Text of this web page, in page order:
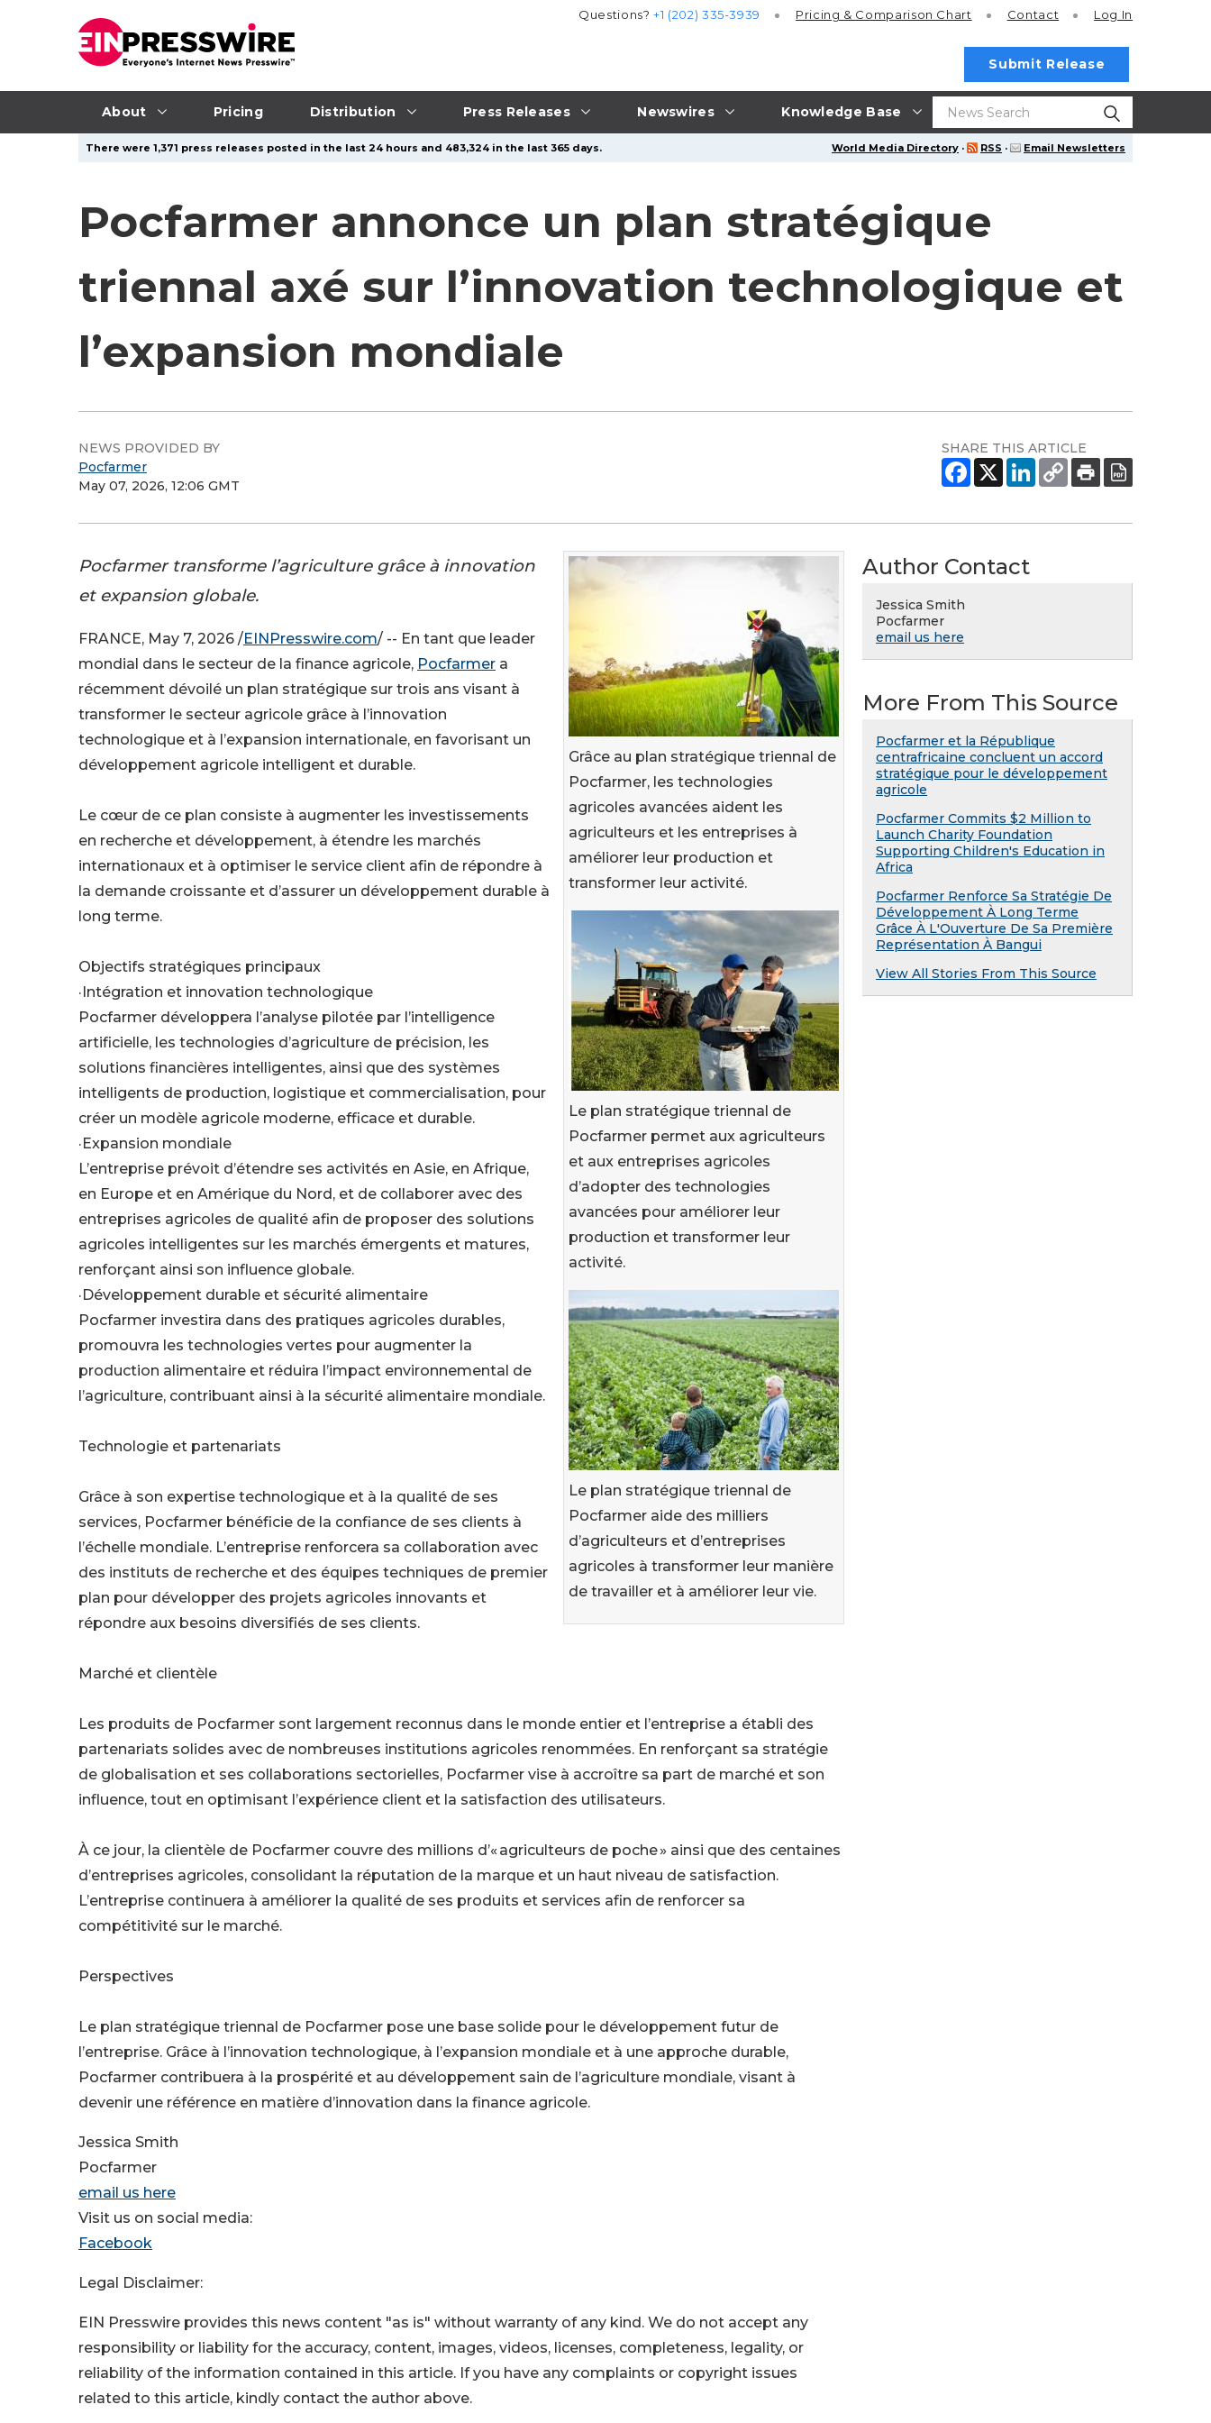
About Pricing Distribution Press Releases Newswires Knowledge Base
Questions?+1 (202) 335-3939 Pricing & Comparison Chart Contact Log In
Submit Release
World Media Directory · RSS · Email Newsletters
There were 1,371 press releases posted in the last 24 hours and 483,324 in the last 365 days.
Pocfarmer annonce un plan stratégique
triennal axé sur l’innovation technologique et
l’expansion mondiale
NEWS PROVIDED BY
Pocfarmer
May 07, 2026, 12:06 GMT
SHARE THIS ARTICLE
Grâce au plan stratégique triennal de
Pocfarmer, les technologies
agricoles avancées aident les
agriculteurs et les entreprises à
améliorer leur production et
transformer leur activité.
Le plan stratégique triennal de
Pocfarmer permet aux agriculteurs
et aux entreprises agricoles
d’adopter des technologies
avancées pour améliorer leur
production et transformer leur
activité.
Le plan stratégique triennal de
Pocfarmer aide des milliers
d’agriculteurs et d’entreprises
agricoles à transformer leur manière
de travailler et à améliorer leur vie.
Pocfarmer transforme l’agriculture grâce à innovation
et expansion globale.
FRANCE, May 7, 2026 /EINPresswire.com/ -- En tant que leader
mondial dans le secteur de la finance agricole, Pocfarmer a
récemment dévoilé un plan stratégique sur trois ans visant à
transformer le secteur agricole grâce à l’innovation
technologique et à l’expansion internationale, en favorisant un
développement agricole intelligent et durable.
Le cœur de ce plan consiste à augmenter les investissements
en recherche et développement, à étendre les marchés
internationaux et à optimiser le service client afin de répondre à
la demande croissante et d’assurer un développement durable à
long terme.
Objectifs stratégiques principaux
·Intégration et innovation technologique
Pocfarmer développera l’analyse pilotée par l’intelligence
artificielle, les technologies d’agriculture de précision, les
solutions financières intelligentes, ainsi que des systèmes
intelligents de production, logistique et commercialisation, pour
créer un modèle agricole moderne, efficace et durable.
·Expansion mondiale
L’entreprise prévoit d’étendre ses activités en Asie, en Afrique,
en Europe et en Amérique du Nord, et de collaborer avec des
entreprises agricoles de qualité afin de proposer des solutions
agricoles intelligentes sur les marchés émergents et matures,
renforçant ainsi son influence globale.
·Développement durable et sécurité alimentaire
Pocfarmer investira dans des pratiques agricoles durables,
promouvra les technologies vertes pour augmenter la
production alimentaire et réduira l’impact environnemental de
l’agriculture, contribuant ainsi à la sécurité alimentaire mondiale.
Technologie et partenariats
Grâce à son expertise technologique et à la qualité de ses
services, Pocfarmer bénéficie de la confiance de ses clients à
l’échelle mondiale. L’entreprise renforcera sa collaboration avec
des instituts de recherche et des équipes techniques de premier
plan pour développer des projets agricoles innovants et
répondre aux besoins diversifiés de ses clients.
Marché et clientèle
Les produits de Pocfarmer sont largement reconnus dans le monde entier et l’entreprise a établi des
partenariats solides avec de nombreuses institutions agricoles renommées. En renforçant sa stratégie
de globalisation et ses collaborations sectorielles, Pocfarmer vise à accroître sa part de marché et son
influence, tout en optimisant l’expérience client et la satisfaction des utilisateurs.
À ce jour, la clientèle de Pocfarmer couvre des millions d’« agriculteurs de poche » ainsi que des centaines
d’entreprises agricoles, consolidant la réputation de la marque et un haut niveau de satisfaction.
L’entreprise continuera à améliorer la qualité de ses produits et services afin de renforcer sa
compétitivité sur le marché.
Perspectives
Le plan stratégique triennal de Pocfarmer pose une base solide pour le développement futur de
l’entreprise. Grâce à l’innovation technologique, à l’expansion mondiale et à une approche durable,
Pocfarmer contribuera à la prospérité et au développement sain de l’agriculture mondiale, visant à
devenir une référence en matière d’innovation dans la finance agricole.
Jessica Smith
Pocfarmer
email us here
Visit us on social media:
Facebook
Legal Disclaimer:
EIN Presswire provides this news content "as is" without warranty of any kind. We do not accept any
responsibility or liability for the accuracy, content, images, videos, licenses, completeness, legality, or
reliability of the information contained in this article. If you have any complaints or copyright issues
related to this article, kindly contact the author above.
Author Contact
Jessica Smith
Pocfarmer
email us here
More From This Source
Pocfarmer et la République
centrafricaine concluent un accord
stratégique pour le développement
agricole
Pocfarmer Commits $2 Million to
Launch Charity Foundation
Supporting Children's Education in
Africa
Pocfarmer Renforce Sa Stratégie De
Développement À Long Terme
Grâce À L'Ouverture De Sa Première
Représentation À Bangui
View All Stories From This Source